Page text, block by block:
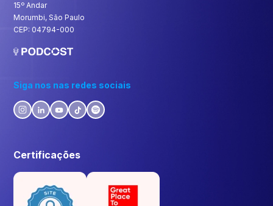
15º Andar
Morumbi, São Paulo
CEP: 04794-000
Siga nos nas redes sociais
Certificações